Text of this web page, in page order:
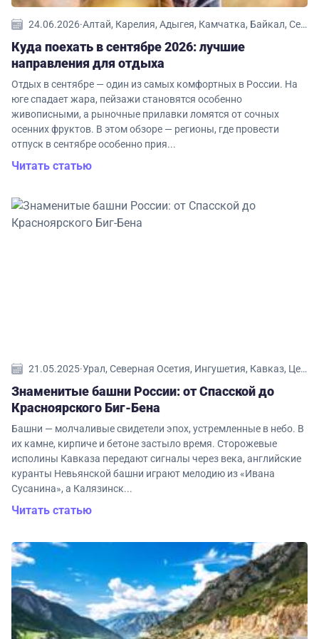
24.06.2026· Алтай, Карелия, Адыгея, Камчатка, Байкал, Северная Осетия, Дагестан, Ингушетия, Кавказ, Дальний Восток, Центральная Россия, Домбай, Калининградская область, Золотое кольцо, Краснодарский край, Архыз, Сибирь, Ставропольский край, Карачаево-Черкесия
Куда поехать в сентябре 2026: лучшие
направления для отдыха
Отдых в сентябре — один из самых комфортных в России. На
юге спадает жара, пейзажи становятся особенно
живописными, а рыночные прилавки ломятся от сочных
осенних фруктов. В этом обзоре — регионы, где провести
отпуск в сентябре особенно прия...
Читать статью
21.05.2025· Урал, Северная Осетия, Ингушетия, Кавказ, Центральная Россия, Калининградская область, Красноярский край, Свердловская область, Ленинградская область, Тверская область, Ярославская область, Нижегородская область, Новгородская область, Сибирь, Чечня, Татарстан, Челябинская область
Знаменитые башни России: от Спасской до
Красноярского Биг-Бена
Башни — молчаливые свидетели эпох, устремленные в небо. В
их камне, кирпиче и бетоне застыло время. Сторожевые
исполины Кавказа передают сигналы через века, английские
куранты Невьянской башни играют мелодию из «Ивана
Сусанина», а Калязинск...
Читать статью